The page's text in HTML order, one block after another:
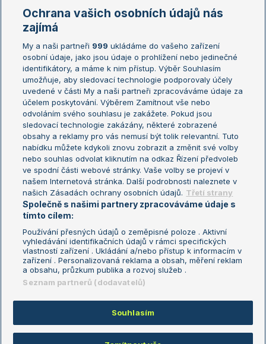
Žebříčky
Žebříček ATP (muži)
Žebříček WTA (ženy)
Sázkařský žebříček
Australian Open
French Open
Wimbledon
US Open
Turnaj mistrů
Turnaj mistryň
Aktualní trendy
Fotbalové přestupy
Livesport Daily
LS Prague Open
Podmínky užití
Nastavení soukromí
GDPR a žurnalistika
Reklama
Kontakt
Informace o zpracování osobních
údajů
Copyright © 2008-2026 TenisPortal.cz. Využíváme zpravodajství ČTK.
Ochrana vašich osobních údajů nás
zajímá
My a naši partneři 999 ukládáme do vašeho zařízení
osobní údaje, jako jsou údaje o prohlížení nebo jedinečné
identifikátory, a máme k nim přístup. Výběr Souhlasím
umožňuje, aby sledovací technologie podporovaly účely
uvedené v části My a naši partneři zpracováváme údaje za
účelem poskytování. Výběrem Zamítnout vše nebo
odvoláním svého souhlasu je zakážete. Pokud jsou
sledovací technologie zakázány, některé zobrazené
obsahy a reklamy pro vás nemusí být tolik relevantní. Tuto
nabídku můžete kdykoli znovu zobrazit a změnit své volby
nebo souhlas odvolat kliknutím na odkaz Řízení předvoleb
ve spodní části webové stránky. Vaše volby se projeví v
našem Internetová stránka. Další podrobnosti naleznete v
našich Zásadách ochrany osobních údajů. Třetí strany
Společně s našimi partnery zpracováváme údaje s
tímto cílem:
Používání přesných údajů o zeměpisné poloze . Aktivní
vyhledávání identifikačních údajů v rámci specifických
vlastností zařízení . Ukládání a/nebo přístup k informacím v
zařízení . Personalizovaná reklama a obsah, měření reklam
a obsahu, průzkum publika a rozvoj služeb .
Seznam partnerů (dodavatelů)
Souhlasím